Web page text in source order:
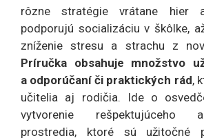
rôzne stratégie vrátane hier
podporujú socializáciu v škôlke,
zníženie stresu a strachu z
Príručka obsahuje množstvo
a odporúčaní či praktických rád,
učitelia aj rodičia. Ide o
vytvorenie rešpektujúceho
prostredia, ktoré sú užitočné